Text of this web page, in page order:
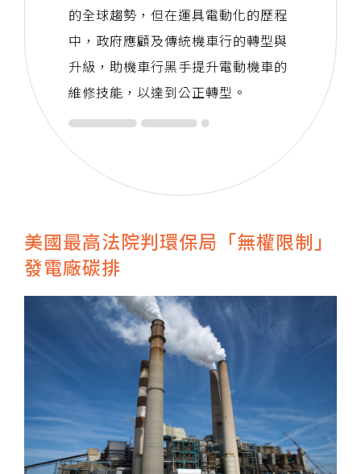
的全球趨勢，但在運具電動化的歷程
中，政府應顧及傳統機車行的轉型與
升級，助機車行黑手提升電動機車的
維修技能，以達到公正轉型。
美國最高法院判環保局「無權限制」
發電廠碳排